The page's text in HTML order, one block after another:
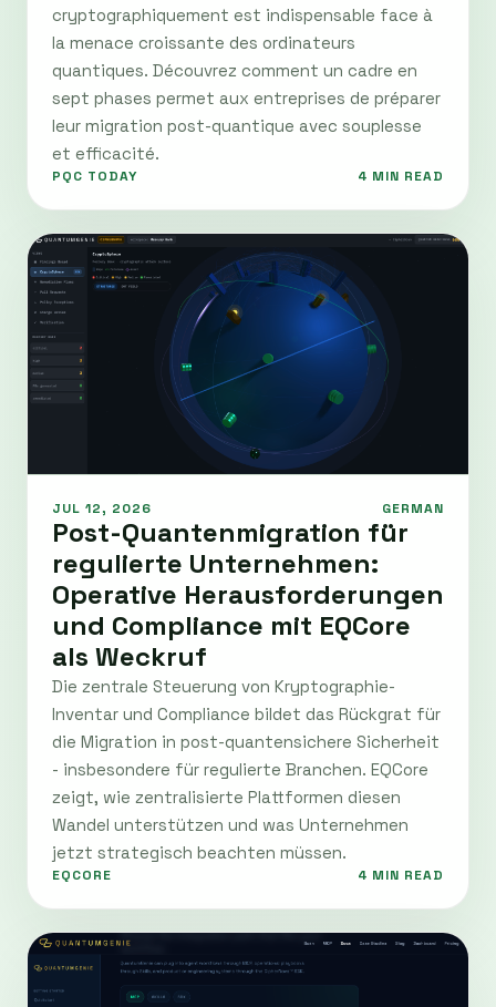
cryptographiquement est indispensable face à
la menace croissante des ordinateurs
quantiques. Découvrez comment un cadre en
sept phases permet aux entreprises de préparer
leur migration post-quantique avec souplesse
et efficacité.
PQC TODAY 4 MIN READ
JUL 12, 2026 GERMAN
Post-Quantenmigration für
regulierte Unternehmen:
Operative Herausforderungen
und Compliance mit EQCore
als Weckruf
Die zentrale Steuerung von Kryptographie-
Inventar und Compliance bildet das Rückgrat für
die Migration in post-quantensichere Sicherheit
- insbesondere für regulierte Branchen. EQCore
zeigt, wie zentralisierte Plattformen diesen
Wandel unterstützen und was Unternehmen
jetzt strategisch beachten müssen.
EQCORE 4 MIN READ